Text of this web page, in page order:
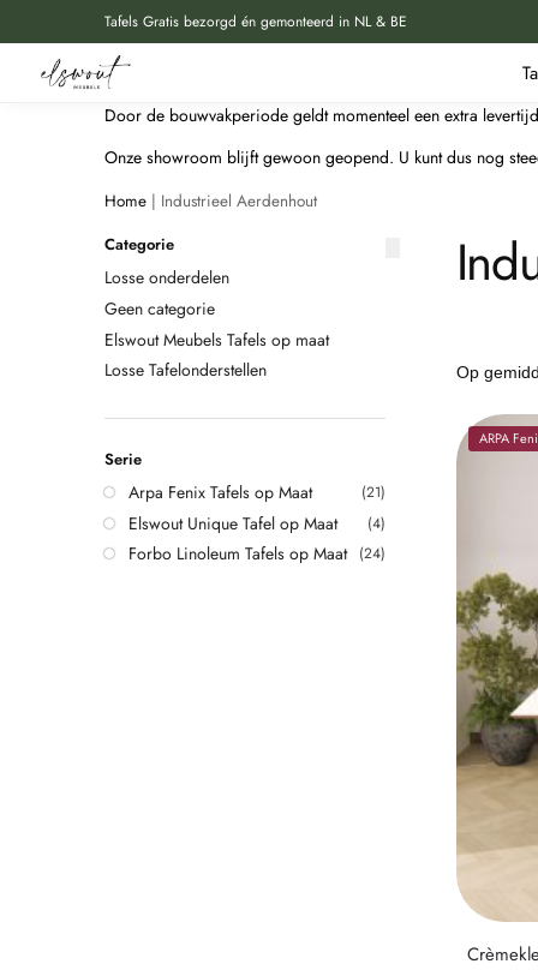
Tafels Gratis bezorgd én gemonteerd in NL & BE
Doorzoek onze producten
Door de bouwvakperiode geldt momenteel een extra
Onze showroom blijft gewoon geopend. U kunt dus nog
Home | Industrieel Aerdenhout
ARPA
Categorie
Losse onderdelen
Geen categorie
Elswout Meubels Tafels op maat
Losse Tafelonderstellen
Serie
Arpa Fenix Tafels op Maat (21)
Elswout Unique Tafel op Maat (4)
Forbo Linoleum Tafels op Maat (24)